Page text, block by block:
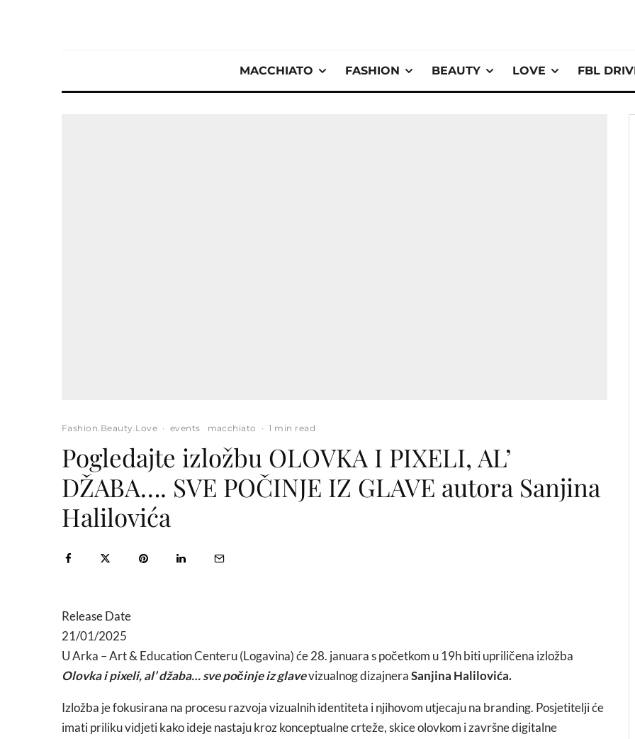
MACCHIATO FASHION BEAUTY LOVE FBL
Fashion.Beauty.Love · events macchiato · 1 min read
Pogledajte izložbu OLOVKA I PIXELI, AL’
DŽABA…. SVE POČINJE IZ GLAVE autora Sanjina
Halilovića
Release Date
21/01/2025
U Arka – Art & Education Centeru (Logavina) će 28. januara s početkom u 19h biti upriličena izložba
Olovka i pixeli, al’ džaba… sve počinje iz glavevizualnog dizajneraSanjina Halilovića.
Izložba je fokusirana na procesu razvoja vizualnih identiteta i njihovom utjecaju na branding. Posjetitelji će
imati priliku vidjeti kako ideje nastaju kroz konceptualne crteže, skice olovkom i završne digitalne